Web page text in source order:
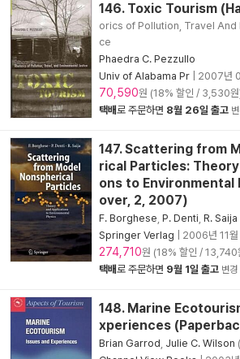
146. Toxic Tourism
orics of Pollution, Travel And
ce
Phaedra C. Pezzullo
Univ of Alabama Pr
2007년
70,590원 (18% 할인 / 3,530
택배로 주문하면 8월 26일 출고
147. Scattering from
rical Particles:
ons to Environmental
over, 2, 2007)
F. Borghese P. Denti R. Saija
Springer Verlag
2006년 11월
274,710원 (18% 할인 / 13,740
택배로 주문하면 9월 1일 출고 변경
148. Marine
xperiences
Brian Garrod Julie C. Wilson